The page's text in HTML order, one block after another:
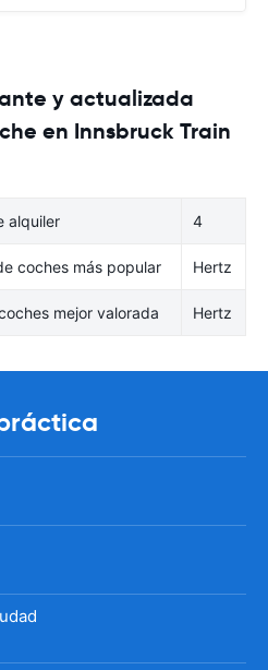
y actualizada
en Innsbruck Train
alquiler 4
coches más popular Hertz
mejor valorada Hertz